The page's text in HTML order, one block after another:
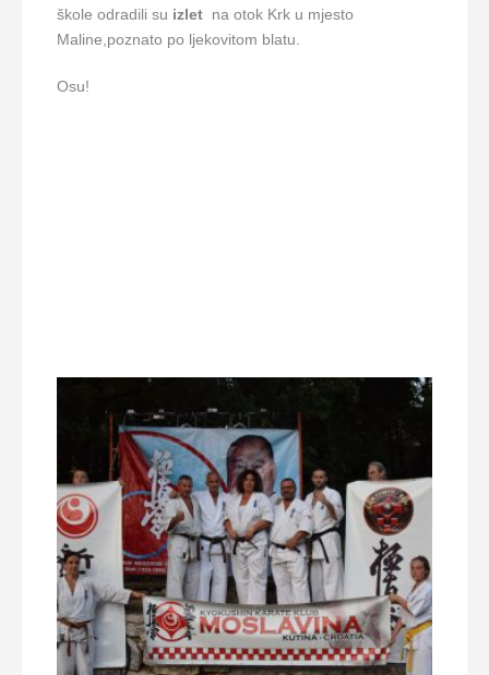
škole odradili su izlet na otok Krk u mjesto
Maline,poznato po ljekovitom blatu.
Osu!